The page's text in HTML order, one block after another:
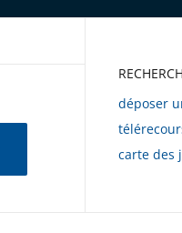
déposer
carte des